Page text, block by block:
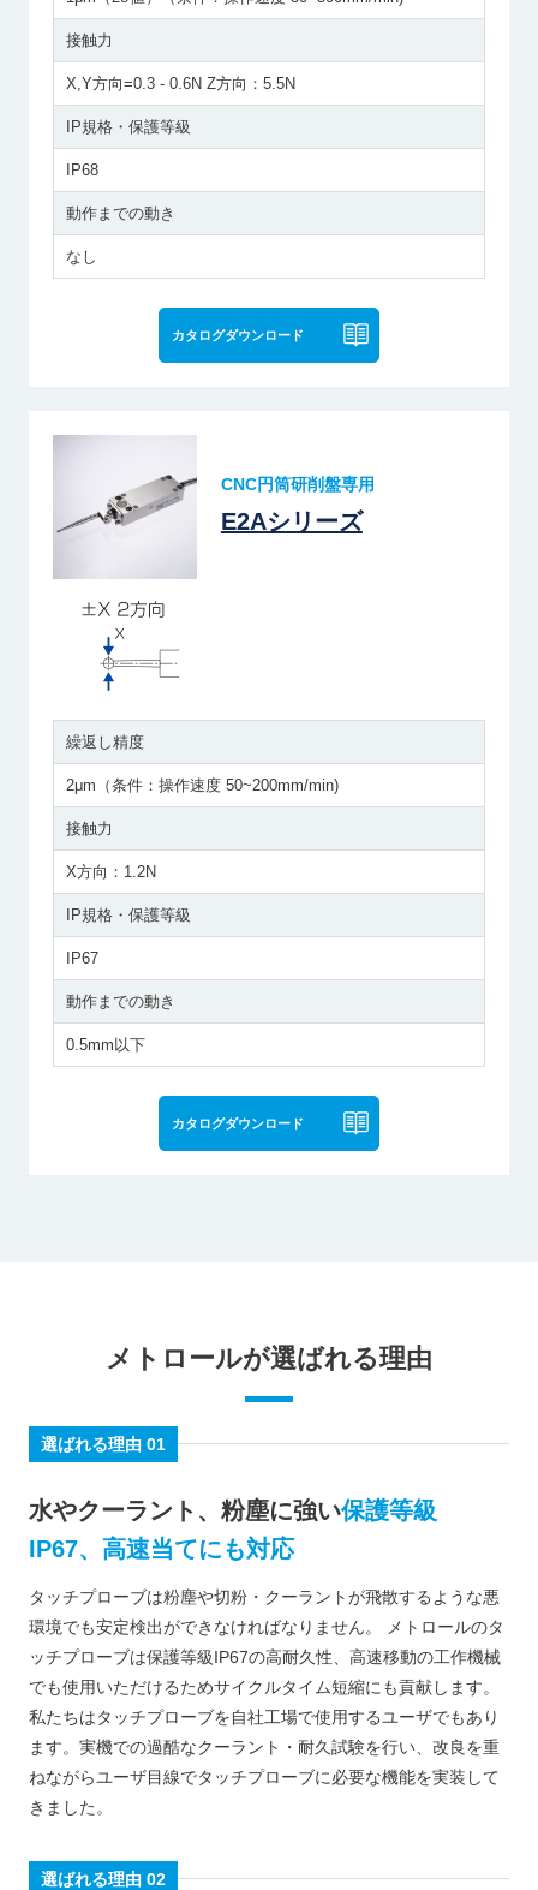
接触力
X,Y方向=0.3 - 0.6N Z方向：5.5N
IP規格・保護等級
IP68
動作までの動き
なし
カタログダウンロード
CNC円筒研削盤専用
E2Aシリーズ
繰返し精度
2μm（条件：操作速度 50~200mm/min)
接触力
X方向：1.2N
IP規格・保護等級
IP67
動作までの動き
0.5mm以下
カタログダウンロード
メトロールが選ばれる理由
選ばれる理由 01
水やクーラント、粉塵に強い保護等級
IP67、高速当てにも対応
タッチプローブは粉塵や切粉・クーラントが飛散するような悪
環境でも安定検出ができなければなりません。 メトロールのタ
ッチプローブは保護等級IP67の高耐久性、高速移動の工作機械
でも使用いただけるためサイクルタイム短縮にも貢献します。
私たちはタッチプローブを自社工場で使用するユーザでもあり
ます。実機での過酷なクーラント・耐久試験を行い、改良を重
ねながらユーザ目線でタッチプローブに必要な機能を実装して
きました。
選ばれる理由 02